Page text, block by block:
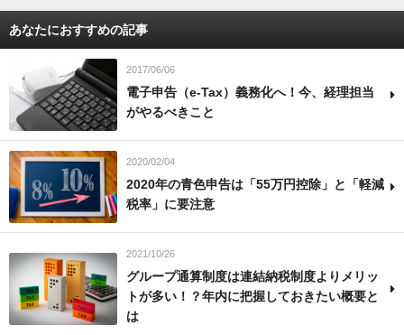
あなたにおすすめの記事
2017/06/06
電子申告（e-Tax）義務化へ！今、経理担当
がやるべきこと
2020/02/04
2020年の青色申告は「55万円控除」と「軽減
税率」に要注意
2021/10/26
グループ通算制度は連結納税制度よりメリッ
トが多い！？年内に把握しておきたい概要と
は